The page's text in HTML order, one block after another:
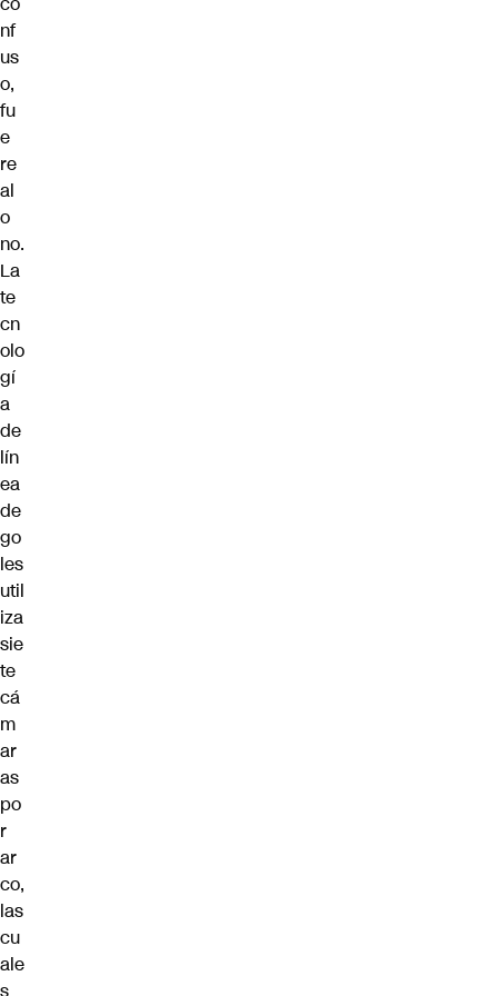
nf
us
o,
fu
e
re
al
o
no.
La
te
cn
olo
gí
a
de
lín
ea
de
go
les
util
iza
sie
te
cá
m
ar
as
po
r
ar
co,
las
cu
ale
s